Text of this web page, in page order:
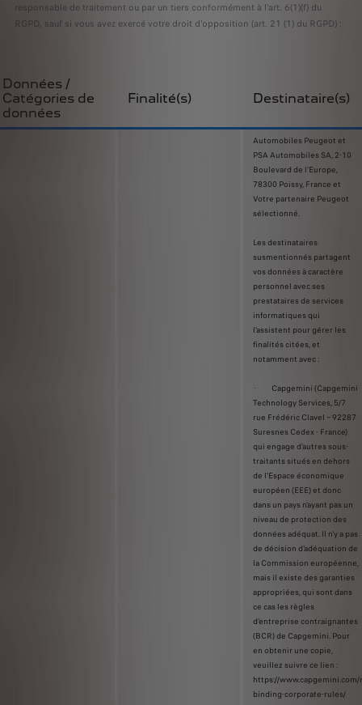
responsable de traitement ou par un tiers conformément à l'art. 6(1)(f) du
RGPD, sauf si vous avez exercé votre droit d'opposition (art. 21 (1) du RGPD) :
Données /
Catégories de
données
Finalité(s) Destinataire(s)
Automobiles Peugeot et
PSA Automobiles SA, 2-10
Boulevard de l’Europe,
78300 Poissy, France et
Votre partenaire Peugeot
sélectionné.
Les destinataires
susmentionnés partagent
vos données à caractère
personnel avec ses
prestataires de services
informatiques qui
l’assistent pour gérer les
finalités citées, et
notamment avec :
· Capgemini (Capgemini
Technology Services, 5/7
rue Frédéric Clavel – 92287
Suresnes Cedex - France)
qui engage d'autres sous-
traitants situés en dehors
de l'Espace économique
européen (EEE) et donc
dans un pays n'ayant pas un
niveau de protection des
données adéquat. Il n'y a pas
de décision d'adéquation de
la Commission européenne,
mais il existe des garanties
appropriées, qui sont dans
ce cas les règles
d'entreprise contraignantes
(BCR) de Capgemini. Pour
en obtenir une copie,
veuillez suivre ce lien :
https://
binding-corporate-rules/